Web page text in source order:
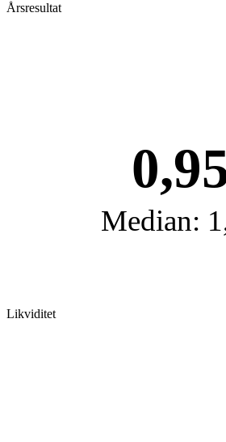
Årsresultat
Median:
Likviditet